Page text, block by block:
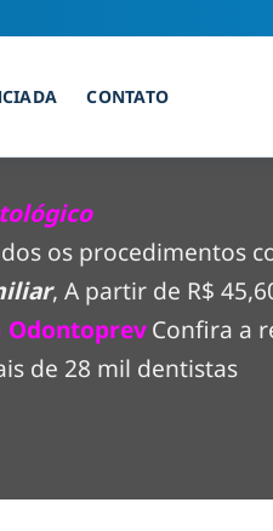
CONTATO
os procedimentos
, A partir de R$
OdontoprevConfira a
de 28 mil dentistas